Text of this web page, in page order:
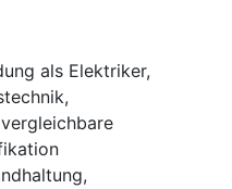
als Elektriker,